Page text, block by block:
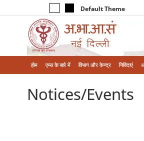
Default Theme
होम एम्‍स के बारे में विभाग और केन्‍द्र निविदाएं
Notices/Events